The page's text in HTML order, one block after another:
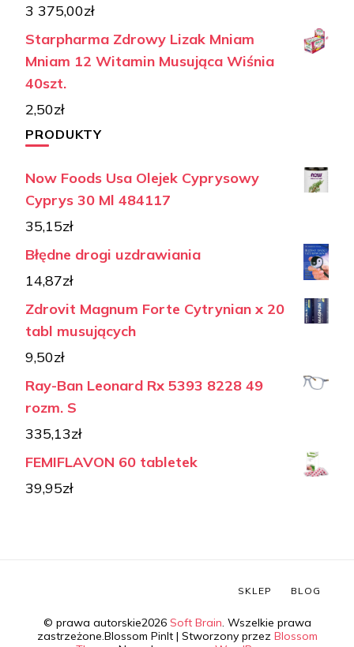
3 375,00zł
Starpharma Zdrowy Lizak Mniam
Mniam 12 Witamin Musująca Wiśnia
40szt.
2,50zł
PRODUKTY
Now Foods Usa Olejek Cyprysowy
Cyprys 30 Ml 484117
35,15zł
Błędne drogi uzdrawiania
14,87zł
Zdrovit Magnum Forte Cytrynian x 20
tabl musujących
9,50zł
Ray-Ban Leonard Rx 5393 8228 49
rozm. S
335,13zł
FEMIFLAVON 60 tabletek
39,95zł
© prawa autorskie2026 Soft Brain. Wszelkie prawa
zastrzeżone.Blossom PinIt | Stworzony przez Blossom
SKLEP BLOG